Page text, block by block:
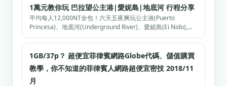
1萬元教你玩 巴拉望公主港|愛妮島|地底河 行程分享
平均每人12,000NT全包！六天五夜爽玩公主港(Puerto
Princesa)、地底河(Underground River)、愛妮島(Ei Nido),包
含景點,美食,時間安排,交通方式,以及不同天數的安排方式懶人
包，看完這篇全搞定！
1GB/37p？ 超便宜菲律賓網路Globe代碼、儲值購買
教學，你不知道的菲律賓人網路超便宜密技 2018/11
月